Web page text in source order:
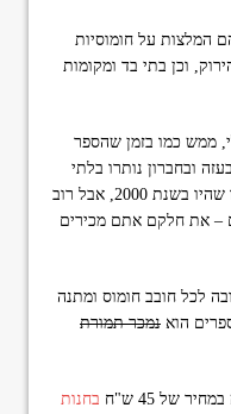
המלצות על חומוסיות
וכן בתי בד ומקומות
ממש כמו בזמן שהספר
ובחברון נותרו בלתי
שימושיות בעליל עבור רובנו, בערך כמו שהיו בשנת 2000, אבל רוב
– את חלקם אתם מכירים
לכל חובב חומוס ומתנה
הוא נמכר תמורת
בחנות